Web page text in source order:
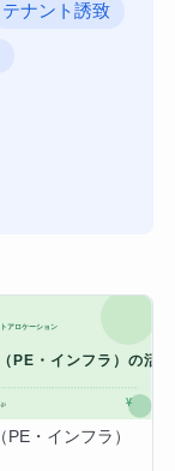
テナント誘致
PE・インフラ）